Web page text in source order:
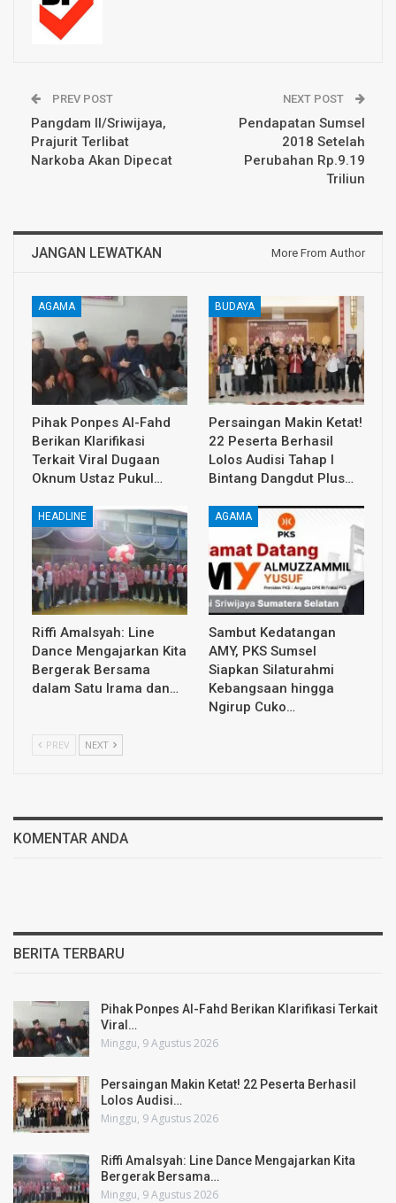
PREV POST
Pangdam II/Sriwijaya,
Prajurit Terlibat
Narkoba Akan Dipecat
NEXT POST
Pendapatan Sumsel
2018 Setelah
Perubahan Rp.9.19
Triliun
JANGAN LEWATKAN More From Author
AGAMA
Pihak Ponpes Al-Fahd
Berikan Klarifikasi
Terkait Viral Dugaan
Oknum Ustaz Pukul…
BUDAYA
Persaingan Makin Ketat!
22 Peserta Berhasil
Lolos Audisi Tahap I
Bintang Dangdut Plus…
HEADLINE
Riffi Amalsyah: Line
Dance Mengajarkan Kita
Bergerak Bersama
dalam Satu Irama dan…
AGAMA
Sambut Kedatangan
AMY, PKS Sumsel
Siapkan Silaturahmi
Kebangsaan hingga
Ngirup Cuko…
PREV NEXT
KOMENTAR ANDA
BERITA TERBARU
Pihak Ponpes Al-Fahd Berikan Klarifikasi Terkait
Viral…
Minggu, 9 Agustus 2026
Persaingan Makin Ketat! 22 Peserta Berhasil
Lolos Audisi…
Minggu, 9 Agustus 2026
Riffi Amalsyah: Line Dance Mengajarkan Kita
Bergerak Bersama…
Minggu, 9 Agustus 2026